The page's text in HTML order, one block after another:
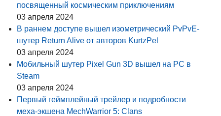
посвященный космическим приключениям
03 апреля 2024
В раннем доступе вышел изометрический PvPvE-
шутер Return Alive от авторов KurtzPel
03 апреля 2024
Мобильный шутер Pixel Gun 3D вышел на PC в
Steam
03 апреля 2024
Первый геймплейный трейлер и подробности
меха-экшена MechWarrior 5: Clans